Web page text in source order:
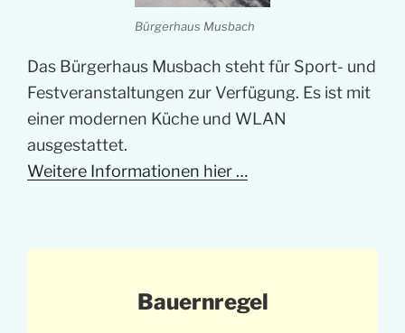
Bürgerhaus Musbach
Das Bürgerhaus Musbach steht für Sport- und
Festveranstaltungen zur Verfügung. Es ist mit
einer modernen Küche und WLAN
ausgestattet.
Weitere Informationen hier …
Bauernregel